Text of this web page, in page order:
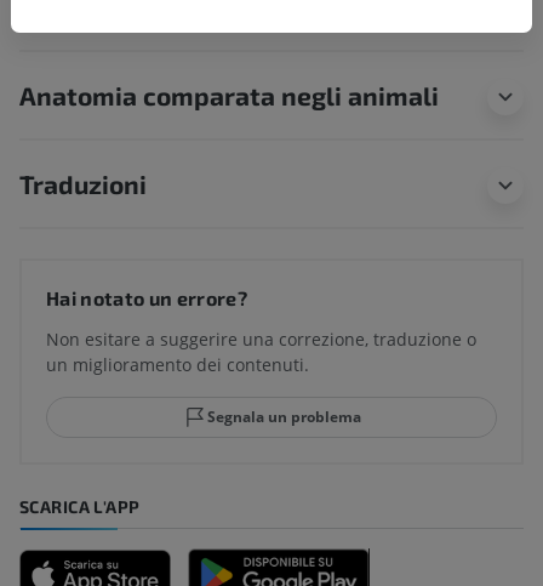
Anatomia comparata negli animali
Traduzioni
Hai notato un errore?
Non esitare a suggerire una correzione, traduzione o
un miglioramento dei contenuti.
Segnala un problema
SCARICA L'APP